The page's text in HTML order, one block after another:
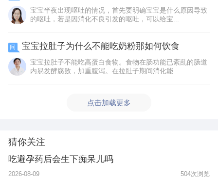
宝宝半夜出现呕吐的情况，首先要明确宝宝是什么原因导致
的呕吐，若是因消化不良引发的呕吐，可以给宝...
问 宝宝拉肚子为什么不能吃奶粉那如何饮食
宝宝拉肚子不能吃高蛋白食物。食物在肠功能已紊乱的肠道
内易发酵腐败，加重腹泻。在拉肚子期间消化能...
点击加载更多
猜你关注
吃避孕药后会生下痴呆儿吗
2026-08-09 504次浏览